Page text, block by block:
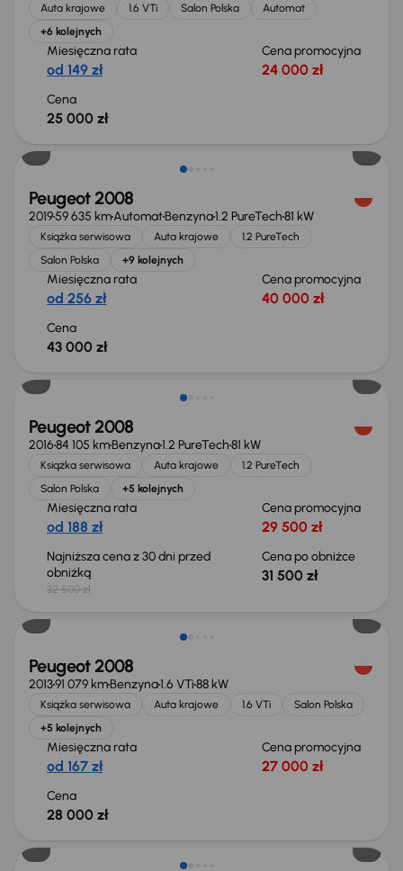
Auta krajowe 1.6 VTi Salon Polska
Automat
+6 kolejnych
Miesięczna rata
od 149 zł
Cena promocyjna
24 000 zł
Cena
25 000 zł
Peugeot 2008
201959 635 kmAutomatBenzyna1.2 PureTech81 kW
Książka serwisowa Auta krajowe
1.2 PureTech
Salon Polska
+9 kolejnych
Miesięczna rata
od 256 zł
Cena promocyjna
40 000 zł
Cena
43 000 zł
Peugeot 2008
201684 105 kmBenzyna1.2 PureTech81 kW
Książka serwisowa Auta krajowe
1.2 PureTech
Salon Polska
+5 kolejnych
Miesięczna rata
od 188 zł
Cena promocyjna
29 500 zł
Najniższa cena z 30 dni przed
obniżką
32 500 zł
Cena po obniżce
31 500 zł
Peugeot 2008
201391 079 kmBenzyna1.6 VTi88 kW
Książka serwisowa Auta krajowe 1.6 VTi
Salon Polska
+5 kolejnych
Miesięczna rata
od 167 zł
Cena promocyjna
27 000 zł
Cena
28 000 zł